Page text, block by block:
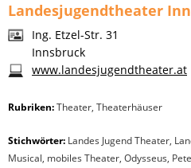
Landesjugendtheater
Ing. Etzel-Str. 31
Innsbruck
www.landesjugendtheater.at
Rubriken:Theater, Theaterhäuser
Stichwörter: Landes Jugend Theater,
Musical, mobiles Theater, Odysseus,